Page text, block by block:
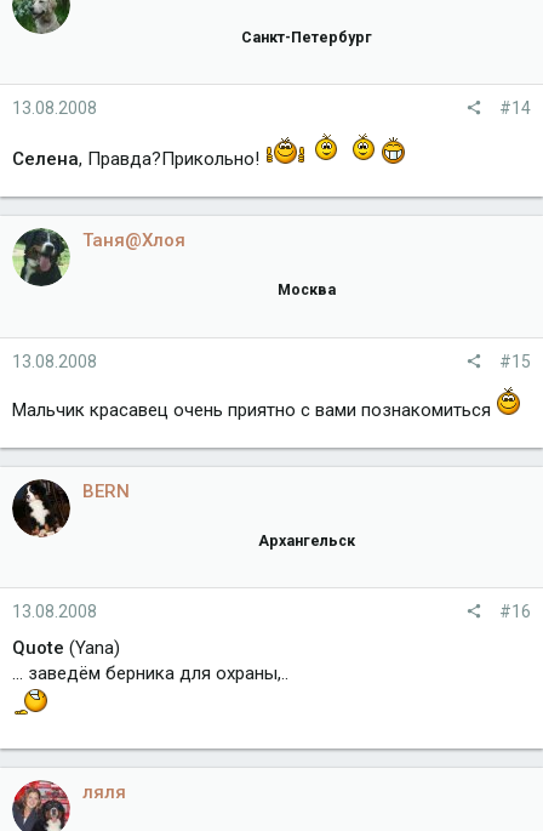
Санкт-Петербург
13.08.2008 #14
Селена, Правда?Прикольно!
Таня@Хлоя
Москва
13.08.2008 #15
Мальчик красавец очень приятно с вами познакомиться
BERN
Архангельск
13.08.2008 #16
Quote (Yana)
... заведём берника для охраны,..
ляля